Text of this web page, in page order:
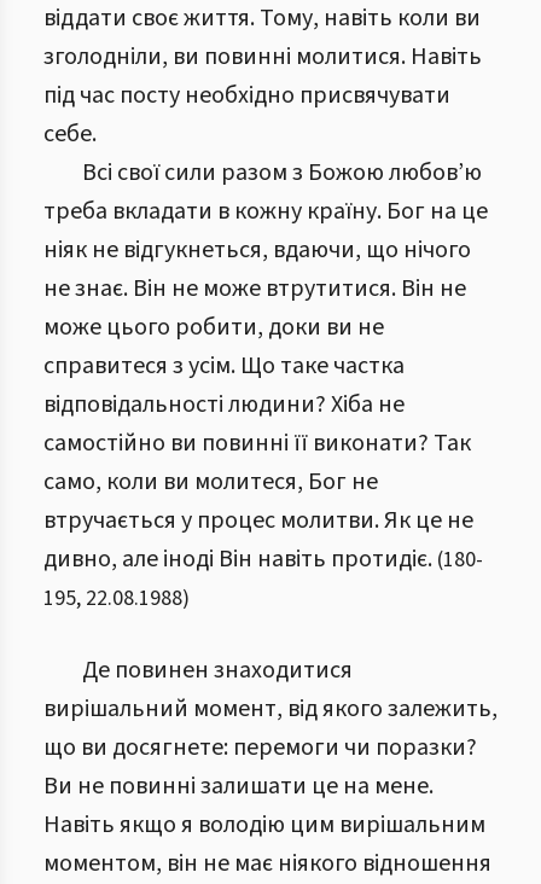
віддати своє життя. Тому, навіть коли ви
зголодніли, ви повинні молитися. Навіть
під час посту необхідно присвячувати
себе.
Всі свої сили разом з Божою любов’ю
треба вкладати в кожну країну. Бог на це
ніяк не відгукнеться, вдаючи, що нічого
не знає. Він не може втрутитися. Він не
може цього робити, доки ви не
справитеся з усім. Що таке частка
відповідальності людини? Хіба не
самостійно ви повинні її виконати? Так
само, коли ви молитеся, Бог не
втручається у процес молитви. Як це не
дивно, але іноді Він навіть протидіє. (180-
195, 22.08.1988)
Де повинен знаходитися
вирішальний момент, від якого залежить,
що ви досягнете: перемоги чи поразки?
Ви не повинні залишати це на мене.
Навіть якщо я володію цим вирішальним
моментом, він не має ніякого відношення